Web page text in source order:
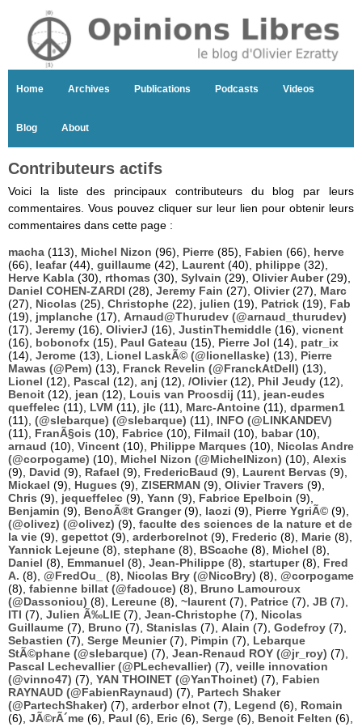
Home Archives Publications Podcasts Videos
Blog About
Contributeurs actifs
Voici la liste des principaux contributeurs du blog par leurs
commentaires. Vous pouvez cliquer sur leur lien pour obtenir leurs
commentaires dans cette page :
macha (113), Michel Nizon (96), Pierre (85), Fabien (66), herve
(66), leafar(44), guillaume (42), Laurent (40), philippe (32),
Herve Kabla (30), rthomas (30), Sylvain (29), Olivier Auber(29),
Daniel COHEN-ZARDI (28), Jeremy Fain (27), Olivier(27), Marc
(27), Nicolas (25), Christophe (22), julien (19), Patrick (19), Fab
(19), jmplanche (17), Arnaud@Thurudev (@arnaud_thurudev)
(17), Jeremy (16), OlivierJ (16), JustinThemiddle (16), vicnent
(16), bobonofx (15), Paul Gateau (15), Pierre Jol (14), patr_ix
(14), Jerome (13), Lionel LaskÃ© (@lionellaske) (13), Pierre
Mawas (@Pem) (13), Franck Revelin (@FranckAtDell) (13),
Lionel (12), Pascal (12), anj (12), /Olivier(12), Phil Jeudy (12),
Benoit (12), jean (12), Louis van Proosdij (11), jean-eudes
queffelec (11), LVM (11), jlc (11), Marc-Antoine (11), dparmen1
(11), (@slebarque) (@slebarque) (11), INFO (@LINKANDEV)
(11), FranÃ§ois (10), Fabrice (10), Filmail (10), babar(10),
arnaud (10), Vincent (10), Philippe Marques (10), Nicolas Andre
(@corpogame) (10), Michel Nizon (@MichelNizon) (10), Alexis
(9), David (9), Rafael (9), FredericBaud (9), Laurent Bervas (9),
Mickael (9), Hugues (9), ZISERMAN (9), Olivier Travers (9),
Chris (9), jequeffelec (9), Yann (9), Fabrice Epelboin (9),
Benjamin (9), BenoÃ®t Granger(9), laozi (9), Pierre YgriÃ© (9),
(@olivez) (@olivez) (9), faculte des sciences de la nature et de
la vie (9), gepettot (9), arderborelnot (9), Frederic (8), Marie (8),
Yannick Lejeune (8), stephane (8), BScache (8), Michel (8),
Daniel (8), Emmanuel (8), Jean-Philippe (8), startuper(8), Fred
A. (8), @FredOu_ (8), Nicolas Bry (@NicoBry) (8), @corpogame
(8), fabienne billat (@fadouce) (8), Bruno Lamouroux
(@Dassoniou) (8), Lereune (8), ~laurent (7), Patrice (7), JB (7),
ITI (7), Julien Ã‰LIE (7), Jean-Christophe (7), Nicolas
Guillaume (7), Bruno (7), Stanislas (7), Alain (7), Godefroy (7),
Sebastien (7), Serge Meunier(7), Pimpin (7), Lebarque
StÃ©phane (@slebarque) (7), Jean-Renaud ROY (@jr_roy) (7),
Pascal Lechevallier (@PLechevallier) (7), veille innovation
(@vinno47) (7), YAN THOINET (@YanThoinet) (7), Fabien
RAYNAUD (@FabienRaynaud) (7), Partech Shaker
(@PartechShaker) (7), arderbor elnot (7), Legend (6), Romain
(6), JÃ©rÃ´me (6), Paul (6), Eric (6), Serge (6), Benoit Felten (6),